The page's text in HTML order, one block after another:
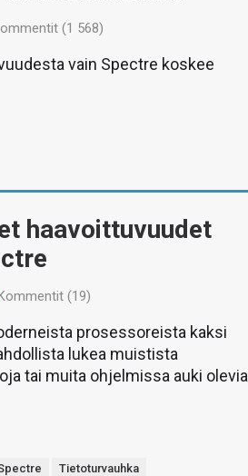
(1 568)
vain Spectre koskee
haavoittuvuudet
(19)
prosessoreista kaksi
lukea muistista
tai muita ohjelmissa auki olevia
Tietoturvauhka